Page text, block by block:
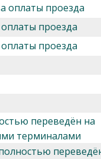
оплаты проезда
оплаты проезда
оплаты проезда
переведён на
терминалами